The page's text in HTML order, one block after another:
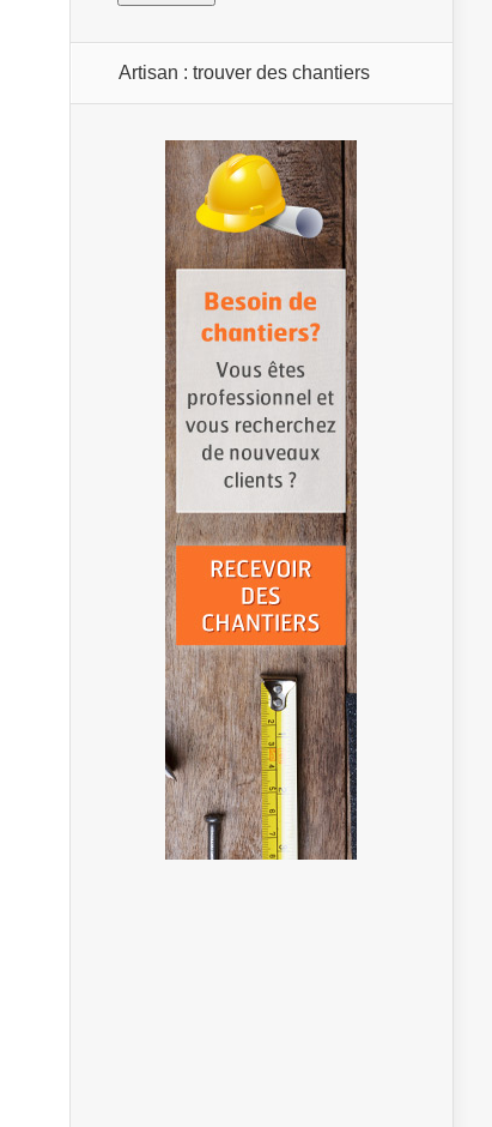
Artisan : trouver des chantiers